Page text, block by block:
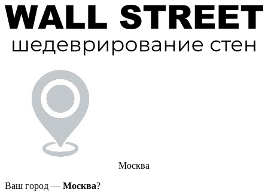
Москва
Ваш город — Москва?